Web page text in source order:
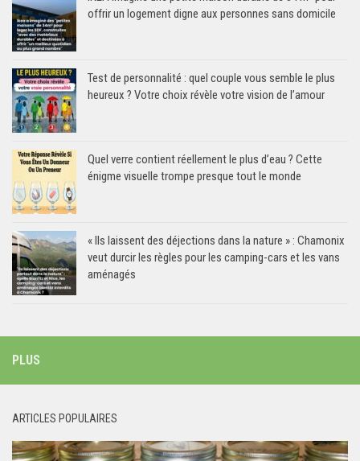
offrir un logement digne aux personnes sans domicile
Test de personnalité : quel couple vous semble le plus
heureux ? Votre choix révèle votre vision de l’amour
Quel verre contient réellement le plus d’eau ? Cette
énigme visuelle trompe presque tout le monde
« Ils laissent des déjections dans la nature » : Chamonix
veut durcir les règles pour les camping-cars et les vans
aménagés
PLUS
ARTICLES POPULAIRES